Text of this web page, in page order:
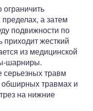
а затем
подвижности по
жесткий
из медицинской
шарниры.
серьезных травм
травмах и
на нижние